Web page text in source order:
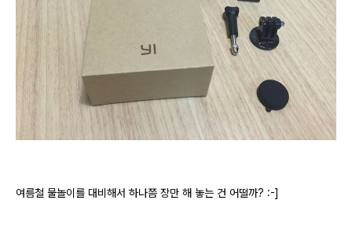
여름철 물놀이를 대비해서 하나쯤 장만 해 놓는 건 어떨까? :-]